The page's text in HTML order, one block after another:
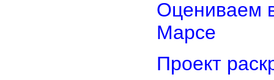
Оцениваем
Марсе
Проект